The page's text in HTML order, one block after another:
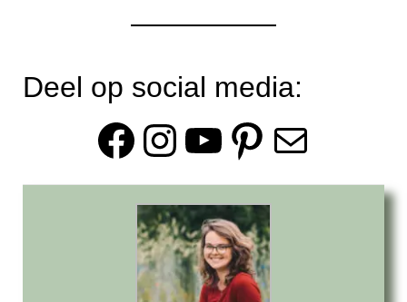
Deel op social media:
Facebook Instagram YouTube Pinterest E-mail